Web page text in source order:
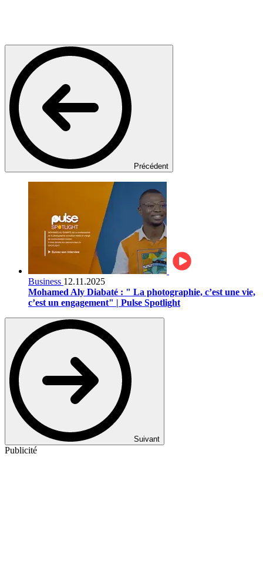
Précédent
Business 12.11.2025
Mohamed Aly Diabaté : " La photographie, c’est une vie,
c’est un engagement" | Pulse Spotlight
Suivant
Publicité